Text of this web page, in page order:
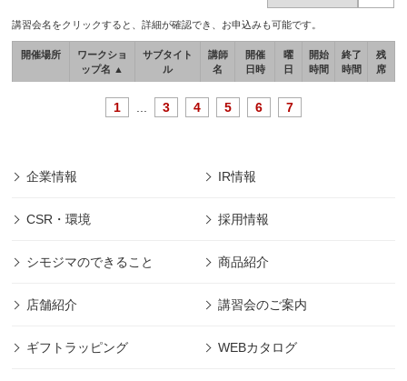
講習会名をクリックすると、詳細が確認でき、お申込みも可能です。
開催場所
ワークショ
ップ名 ▲
サブタイト
ル
講師
名
開催
日時
曜
日
開始
時間
終了
時間
残
席
1 3 4 5 6 7
企業情報 IR情報
CSR・環境 採用情報
シモジマのできること 商品紹介
店舗紹介 講習会のご案内
ギフトラッピング WEBカタログ